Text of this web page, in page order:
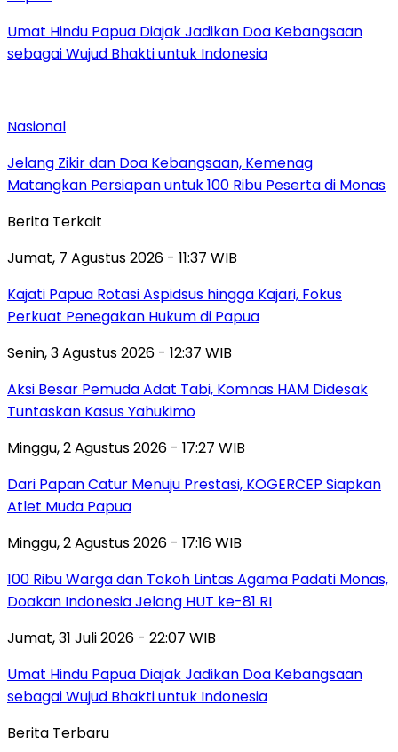
Umat Hindu Papua Diajak Jadikan Doa Kebangsaan
sebagai Wujud Bhakti untuk Indonesia
Nasional
Jelang Zikir dan Doa Kebangsaan, Kemenag
Matangkan Persiapan untuk 100 Ribu Peserta di Monas
Berita Terkait
Jumat, 7 Agustus 2026 - 11:37 WIB
Kajati Papua Rotasi Aspidsus hingga Kajari, Fokus
Perkuat Penegakan Hukum di Papua
Senin, 3 Agustus 2026 - 12:37 WIB
Aksi Besar Pemuda Adat Tabi, Komnas HAM Didesak
Tuntaskan Kasus Yahukimo
Minggu, 2 Agustus 2026 - 17:27 WIB
Dari Papan Catur Menuju Prestasi, KOGERCEP Siapkan
Atlet Muda Papua
Minggu, 2 Agustus 2026 - 17:16 WIB
100 Ribu Warga dan Tokoh Lintas Agama Padati Monas,
Doakan Indonesia Jelang HUT ke-81 RI
Jumat, 31 Juli 2026 - 22:07 WIB
Umat Hindu Papua Diajak Jadikan Doa Kebangsaan
sebagai Wujud Bhakti untuk Indonesia
Berita Terbaru